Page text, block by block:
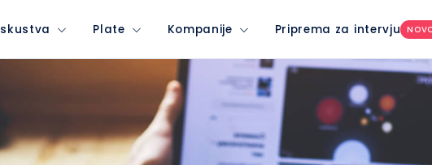
Plate Kompanije Priprema za intervju